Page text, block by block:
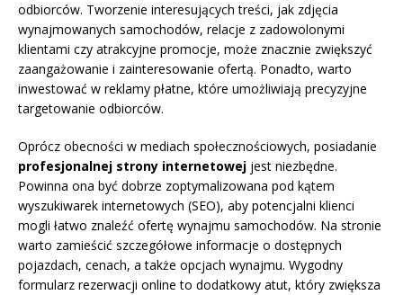
odbiorców. Tworzenie interesujących treści, jak zdjęcia
wynajmowanych samochodów, relacje z zadowolonymi
klientami czy atrakcyjne promocje, może znacznie zwiększyć
zaangażowanie i zainteresowanie ofertą. Ponadto, warto
inwestować w reklamy płatne, które umożliwiają precyzyjne
targetowanie odbiorców.
Oprócz obecności w mediach społecznościowych, posiadanie
profesjonalnej strony internetowej jest niezbędne.
Powinna ona być dobrze zoptymalizowana pod kątem
wyszukiwarek internetowych (SEO), aby potencjalni klienci
mogli łatwo znaleźć ofertę wynajmu samochodów. Na stronie
warto zamieścić szczegółowe informacje o dostępnych
pojazdach, cenach, a także opcjach wynajmu. Wygodny
formularz rezerwacji online to dodatkowy atut, który zwiększa